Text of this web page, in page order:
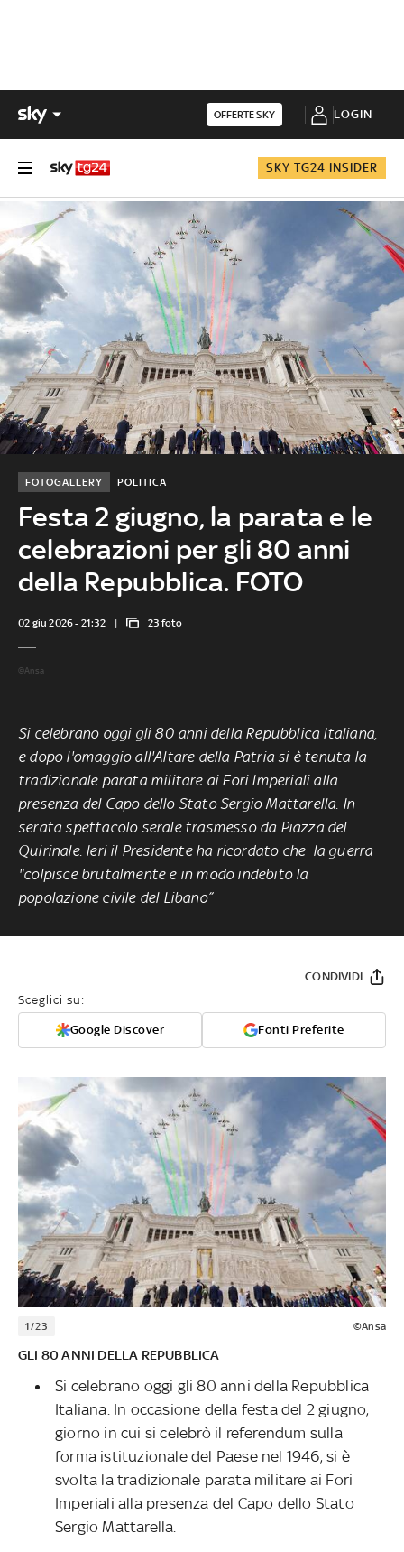
OFFERTE SKY LOGIN
SKY TG24 INSIDER
Festa 2 giugno, la parata e le
celebrazioni per gli 80 anni
della Repubblica. FOTO
POLITICA
FOTOGALLERY
02 giu 2026 - 21:32 23 foto
©Ansa
Si celebrano oggi gli 80 anni della Repubblica Italiana,
e dopo l'omaggio all'Altare della Patria si è tenuta la
tradizionale parata militare ai Fori Imperiali alla
presenza del Capo dello Stato Sergio Mattarella. In
serata spettacolo serale trasmesso da Piazza del
Quirinale. Ieri il Presidente ha ricordato che la guerra
"colpisce brutalmente e in modo indebito la
popolazione civile del Libano”
Sceglici su:
Google Discover Fonti Preferite
CONDIVIDI
1/23 ©Ansa
GLI 80 ANNI DELLA REPUBBLICA
Si celebrano oggi gli 80 anni della Repubblica
Italiana. In occasione della festa del 2 giugno,
giorno in cui si celebrò il referendum sulla
forma istituzionale del Paese nel 1946, si è
svolta la tradizionale parata militare ai Fori
Imperiali alla presenza del Capo dello Stato
Sergio Mattarella.